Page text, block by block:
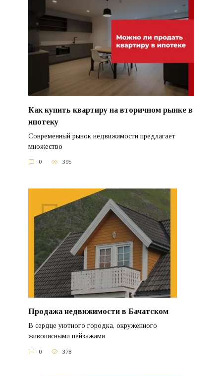
Как купить квартиру на вторичном рынке в
ипотеку
Современный рынок недвижимости предлагает
множество
0 395
Продажа недвижимости в Бачатском
В сердце уютного городка, окруженного
живописными пейзажами
0 378